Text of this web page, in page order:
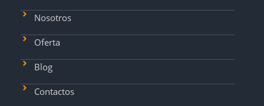
Nosotros
Oferta
Blog
Contactos